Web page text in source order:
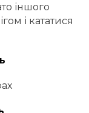
іншого
і кататися